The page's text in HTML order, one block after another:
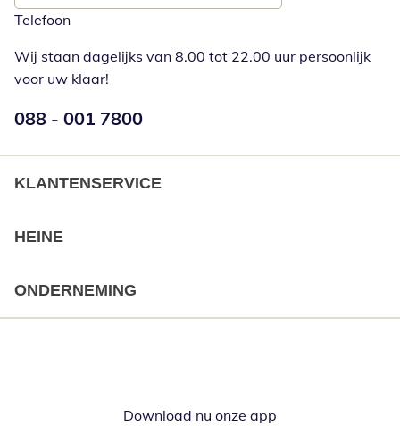
Telefoon
Wij staan dagelijks van 8.00 tot 22.00 uur persoonlijk
voor uw klaar!
Telefoonnummer:
088 - 001 7800
KLANTENSERVICE
HEINE
ONDERNEMING
Download nu onze app